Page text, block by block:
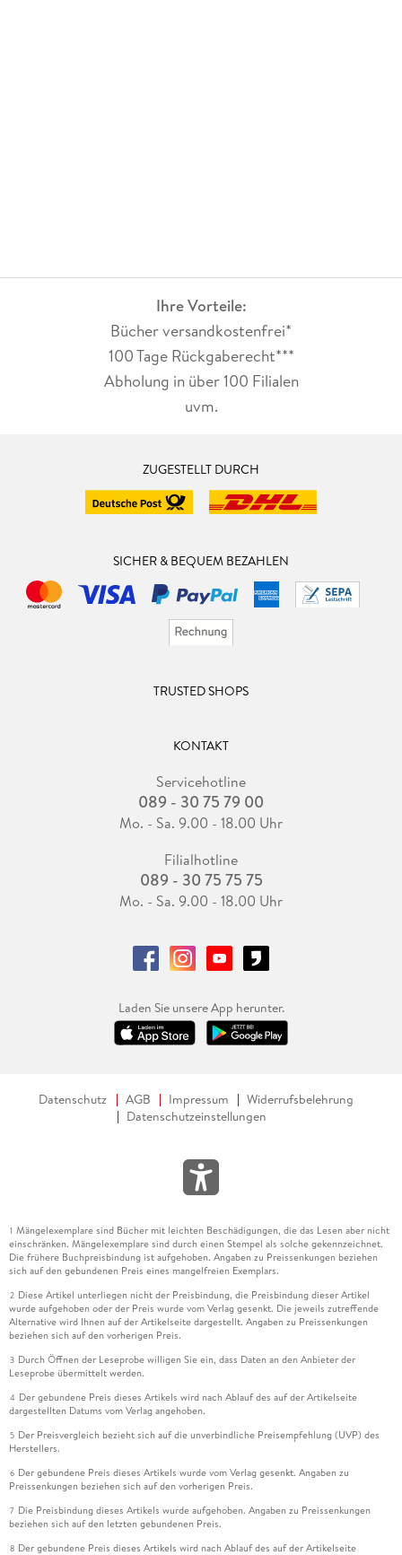
Ihre Vorteile:
Bücher versandkostenfrei*
100 Tage Rückgaberecht***
Abholung in über 100 Filialen
uvm.
ZUGESTELLT DURCH
SICHER & BEQUEM BEZAHLEN
TRUSTED SHOPS
KONTAKT
Servicehotline
089 - 30 75 79 00
Mo. - Sa. 9.00 - 18.00 Uhr
Filialhotline
089 - 30 75 75 75
Mo. - Sa. 9.00 - 18.00 Uhr
Laden Sie unsere App herunter.
Datenschutz AGB Impressum
Widerrufsbelehrung
Datenschutzeinstellungen
1 Mängelexemplare sind Bücher mit leichten Beschädigungen, die das Lesen aber nicht
einschränken. Mängelexemplare sind durch einen Stempel als solche gekennzeichnet.
Die frühere Buchpreisbindung ist aufgehoben. Angaben zu Preissenkungen beziehen
sich auf den gebundenen Preis eines mangelfreien Exemplars.
2 Diese Artikel unterliegen nicht der Preisbindung, die Preisbindung dieser Artikel
wurde aufgehoben oder der Preis wurde vom Verlag gesenkt. Die jeweils zutreffende
Alternative wird Ihnen auf der Artikelseite dargestellt. Angaben zu Preissenkungen
beziehen sich auf den vorherigen Preis.
3 Durch Öffnen der Leseprobe willigen Sie ein, dass Daten an den Anbieter der
Leseprobe übermittelt werden.
4 Der gebundene Preis dieses Artikels wird nach Ablauf des auf der Artikelseite
dargestellten Datums vom Verlag angehoben.
5 Der Preisvergleich bezieht sich auf die unverbindliche Preisempfehlung (UVP) des
Herstellers.
6 Der gebundene Preis dieses Artikels wurde vom Verlag gesenkt. Angaben zu
Preissenkungen beziehen sich auf den vorherigen Preis.
7 Die Preisbindung dieses Artikels wurde aufgehoben. Angaben zu Preissenkungen
beziehen sich auf den letzten gebundenen Preis.
8 Der gebundene Preis dieses Artikels wird nach Ablauf des auf der Artikelseite